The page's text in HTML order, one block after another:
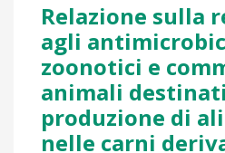
Relazione sulla
agli
zoonotici e
animali
produzione di
nelle carni